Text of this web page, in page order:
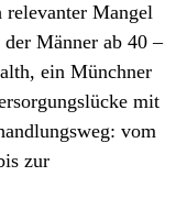
Mangel
Männer ab 40 –
ein Münchner
mit
vom
zur